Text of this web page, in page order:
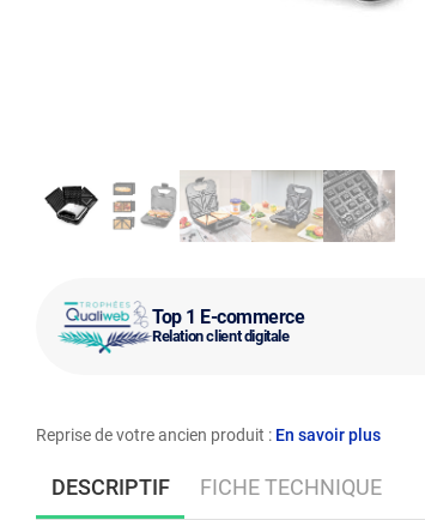
Top 1 E-commerce
Relation client digitale
Reprise de votre ancien produit : En savoir plus
DESCRIPTIF FICHE TECHNIQUE